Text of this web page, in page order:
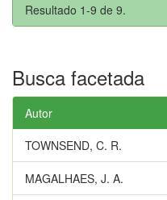
Resultado 1-9 de 9.
Busca facetada
Autor
TOWNSEND, C. R.
MAGALHAES, J. A.